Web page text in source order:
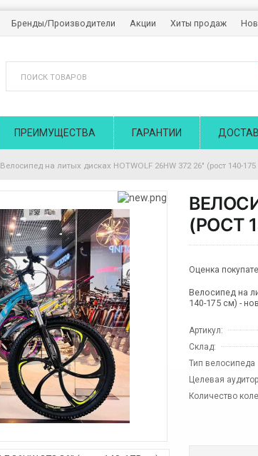
Бренды/Производители Акции Хиты продаж
ПРЕИМУЩЕСТВА ГАРАНТИИ
Велосипед на литых дисках HOTWOLF 26HW 372 26" (рост 140-
(РОСТ
Оценка
Велосипед на
140-175 см) -
Артикул:
Склад:
Тип велосипеда
Целевая
Количество